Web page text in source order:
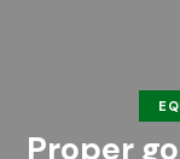
Proper